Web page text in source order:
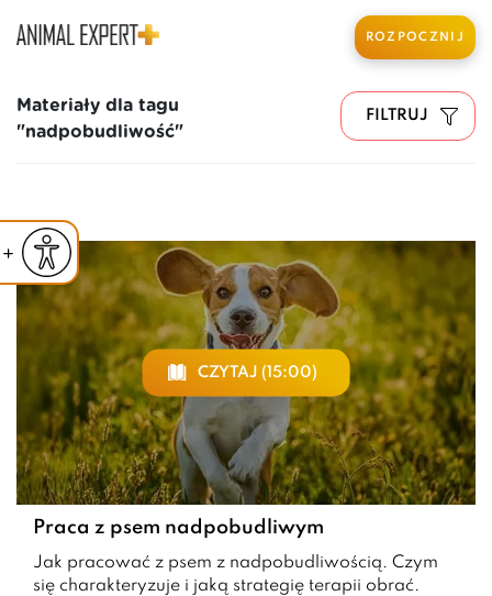
czcionkę
czcionka
Powiększ czcionkę
ROZPOCZNIJ
Materiały dla tagu
"nadpobudliwość"
FILTRUJ
CZYTAJ (15:00)
Praca z psem nadpobudliwym
Jak pracować z psem z nadpobudliwością. Czym
się charakteryzuje i jaką strategię terapii obrać.